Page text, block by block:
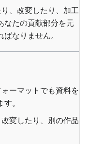
、改変したり、加工
なたの貢献部分を元
なりません。
ーマットでも資料を
。
変したり、別の作品